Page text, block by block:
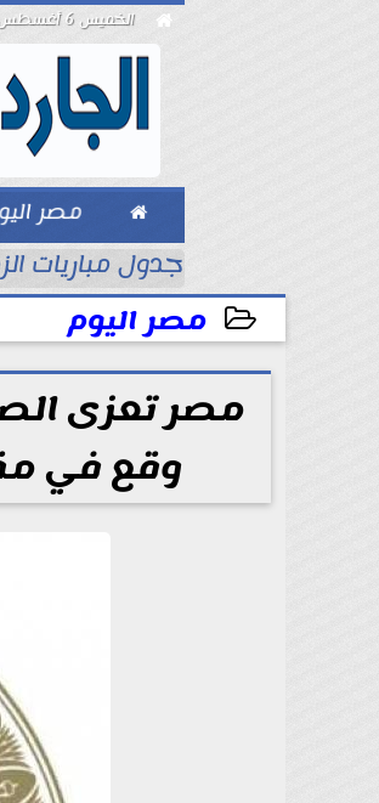
 الخميس 6 أغسطس 2026
 مصر
جدول مباريات
مصر اليوم
2026-05-23 20:31:53
مصر تعزى
وقع في